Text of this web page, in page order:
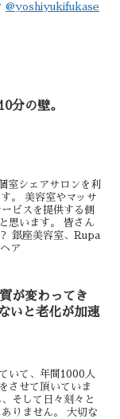
@yoshiyukifukase
分の壁。
室シェアサロンを利
。 美容室やマッサ
ビスを提供する側
思います。 皆さん
銀座美容室、Rupa
ア
が変わってき
いと老化が加速
いて、年間1000人
させて頂いていま
そして日々刻々と
りません。 大切な